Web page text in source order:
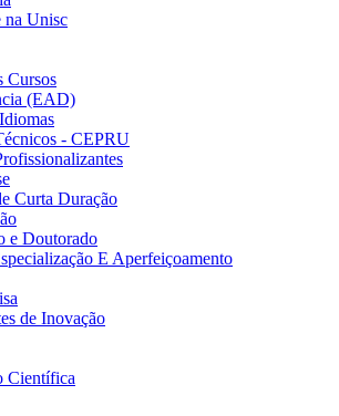
na Unisc
Cursos
(EAD)
- CEPRU
Curta Duração
e Doutorado
E Aperfeiçoamento
de Inovação
Científica